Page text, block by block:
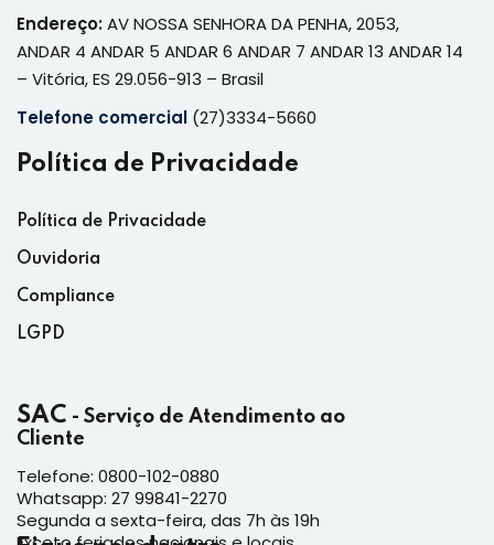
Endereço:AV NOSSA SENHORA DA PENHA, 2053,
ANDAR 4 ANDAR 5 ANDAR 6 ANDAR 7 ANDAR 13 ANDAR 14
– Vitória, ES 29.056-913 – Brasil
Telefone comercial (27)3334-5660
Política de Privacidade
Política de Privacidade
Ouvidoria
Compliance
LGPD
SAC - Serviço de Atendimento ao
Cliente
Telefone: 0800-102-0880
Whatsapp: 27 99841-2270
Segunda a sexta-feira, das 7h às 19h